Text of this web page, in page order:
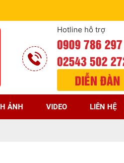
Hotline hỗ trợ
0909 786 297
02543 502
DIỄN ĐÀN
ẢNH VIDEO LIÊN HỆ